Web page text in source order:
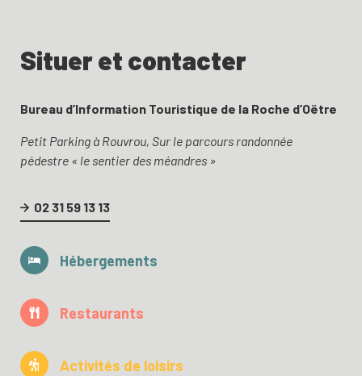
Situer et contacter
Bureau d’Information Touristique de la Roche d’Oëtre
Petit Parking à Rouvrou, Sur le parcours randonnée
pédestre « le sentier des méandres »
02 31 59 13 13
Hébergements
Restaurants
Activités de loisirs